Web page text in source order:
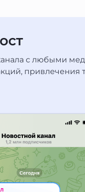
с любыми
привлечения